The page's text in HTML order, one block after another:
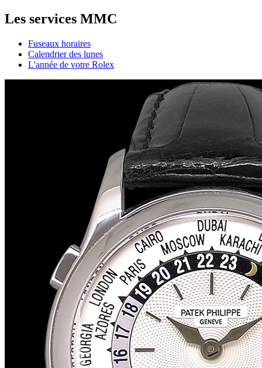
Les services MMC
Fuseaux horaires
Calendrier des lunes
L'année de votre Rolex